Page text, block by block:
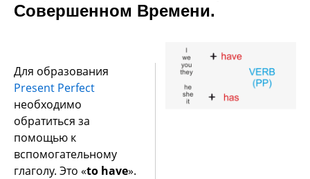
Совершенном Времени.
Для образования
Present Perfect
необходимо
обратиться за
помощью к
вспомогательному
глаголу. Это «to have».